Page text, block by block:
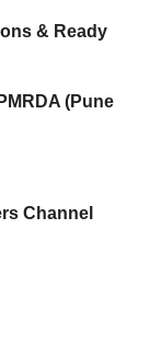
& Ready
(Pune
Channel